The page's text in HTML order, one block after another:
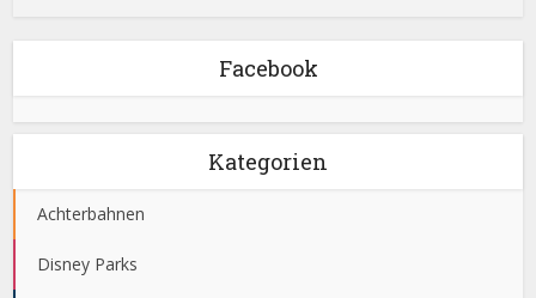
Facebook
Kategorien
Achterbahnen
Disney Parks